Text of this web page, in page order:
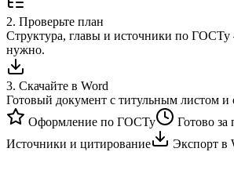
2. Проверьте план
Структура, главы и источники по ГОСТу
нужно.
3. Скачайте в Word
Готовый документ с титульным листом и
Оформление по ГОСТу
Готово за
Источники и цитирование
Экспорт в